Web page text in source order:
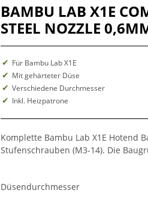
BAMBU LAB X1E
STEEL NOZZLE
Für Bambu Lab X1E
Mit gehärteter Düse
Verschiedene Durchmesser
Inkl. Heizpatrone
Komplette Bambu Lab X1E Hotend
Stufenschrauben (M3-14). Die
Düsendurchmesser